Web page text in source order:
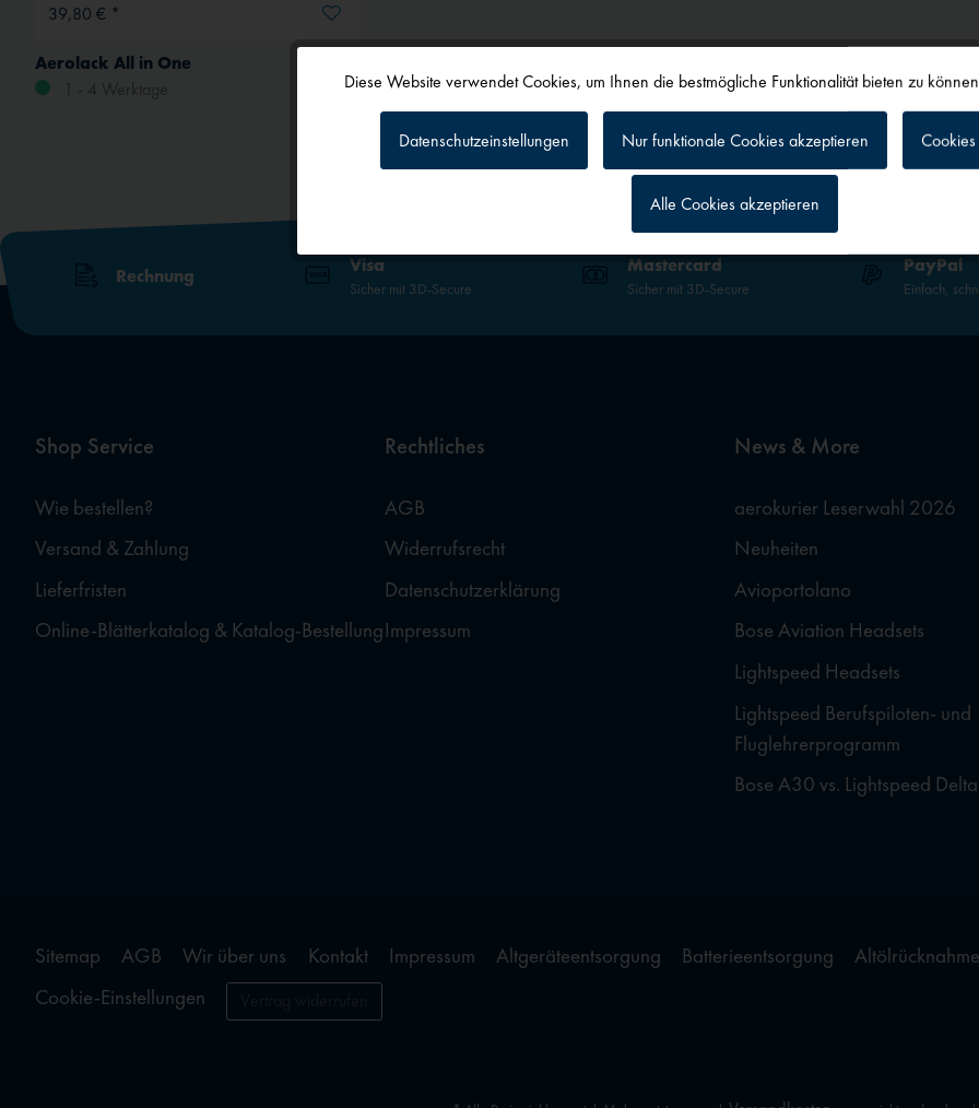
39,80 € *
Aerolack All in One
Rechnung Visa
Sicher mit 3D-Secure
Mastercard
Sicher mit 3D-Secure
PayPal
Einfach,
Shop Service
Wie bestellen?
Versand & Zahlung
Lieferfristen
Online-Blätterkatalog & Katalog-Bestellung
Rechtliches
AGB
Widerrufsrecht
Datenschutzerklärung
Impressum
News & More
aerokurier Leserwahl 2026
Neuheiten
Avioportolano
Bose Aviation Headsets
Lightspeed Headsets
Lightspeed Berufspiloten- und
Fluglehrerprogramm
Bose A30 vs. Lightspeed
Sitemap AGB Wir über uns Kontakt Impressum Altgeräteentsorgung Batterieentsorgung Altölrücknahme
Cookie-Einstellungen
Tracking
Diese Website verwendet Cookies, um Ihnen die bestmögliche Funktionalität bieten zu
Datenschutzeinstellungen Nur funktionale Cookies akzeptieren
Alle Cookies akzeptieren